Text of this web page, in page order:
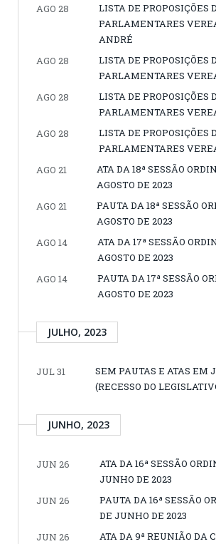
AGO 28
LISTA DE PROPOSIÇÕES
PARLAMENTARES
ANDRÉ
AGO 28
LISTA DE PROPOSIÇÕES
PARLAMENTARES
AGO 28
LISTA DE PROPOSIÇÕES
PARLAMENTARES
AGO 28
LISTA DE PROPOSIÇÕES
PARLAMENTARES
AGO 21
ATA DA 18ª SESSÃO
AGOSTO DE 2023
AGO 21
PAUTA DA 18ª SESSÃO
AGOSTO DE 2023
AGO 14
ATA DA 17ª SESSÃO
AGOSTO DE 2023
AGO 14
PAUTA DA 17ª SESSÃO
AGOSTO DE 2023
JULHO, 2023
JUL 31
SEM PAUTAS E ATAS EM
(RECESSO DO
JUNHO, 2023
JUN 26
ATA DA 16ª SESSÃO
JUNHO DE 2023
JUN 26
PAUTA DA 16ª SESSÃO
DE JUNHO DE 2023
JUN 26
ATA DA 9ª REUNIÃO DA